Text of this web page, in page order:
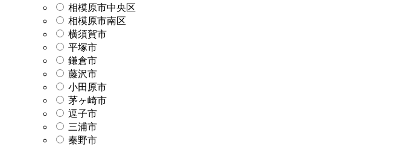
相模原市中央区
相模原市南区
横須賀市
平塚市
鎌倉市
藤沢市
小田原市
茅ヶ崎市
逗子市
三浦市
秦野市